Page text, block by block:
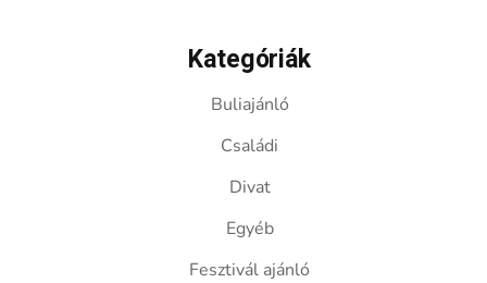
Kategóriák
Buliajánló
Családi
Divat
Egyéb
Fesztivál ajánló